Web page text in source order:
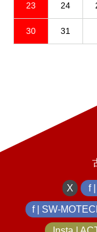
23 24
30 31
X f
f | SW-